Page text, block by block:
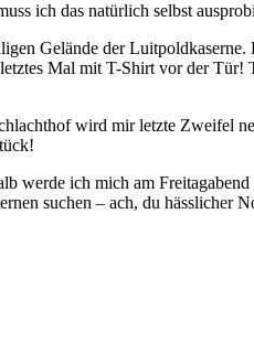
ich das natürlich selbst
Gelände der
Mal mit T-Shirt vor der
wird mir letzte Zweifel
werde ich mich am
suchen – ach, du hässlicher